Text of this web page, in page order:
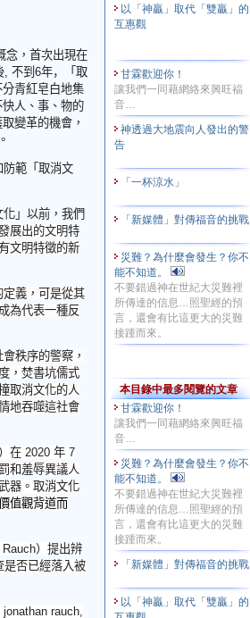
念，首次出現在
, 不到 6年， 「 取
青紅皂白地集
人、事、物的
變革的機會，
範「 取消文
」以前， 我們
展出的文明特
文明特徵的新
定義，可是從其
為代表一種反
秩序的警察，
， 焚書坑儒式
撞取消文化的人
地吞噬這社會
在2020 年7
和羞辱異議人
器。取消文化
值觀背道而
Rauch）提出辨
是否已經落入被
rauch,
以「神贏」取代「雙贏」的
互惠觀
甘霖歡迎你！
讓我們一同藉網絡來興旺福
音…
神透過大地震向人發出的警
告
「一杯涼水」
「新媒體」對傳福音的挑戰
災難？為什麼會發生？你不
能不知道。
不要錯過神在世紀大災難裡
所傳達的信息…照聖經的預
言，還會有比這更大的災難
接踵而來。
本目錄中最多閱覽的文章
甘霖歡迎你！
讓我們一同藉網絡來興旺福
音…
災難？為什麼會發生？你不
能不知道。
不要錯過神在世紀大災難裡
所傳達的信息…照聖經的預
言，還會有比這更大的災難
接踵而來。
「新媒體」對傳福音的挑戰
以「神贏」取代「雙贏」的